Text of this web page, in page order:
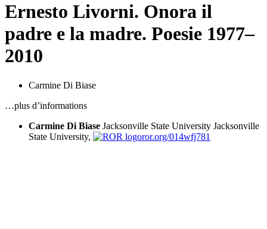
Ernesto Livorni. Onora il
padre e la madre. Poesie 1977–
2010
Carmine Di Biase
…plus d’informations
Carmine Di Biase Jacksonville State University Jacksonville
State University,
ror.org/014wfj781